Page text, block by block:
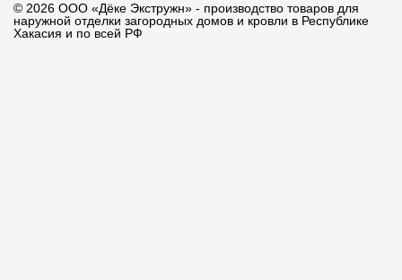
© 2026 ООО «Дёке Экстружн» - производство товаров для
наружной отделки загородных домов и кровли в Республике
Хакасия и по всей РФ